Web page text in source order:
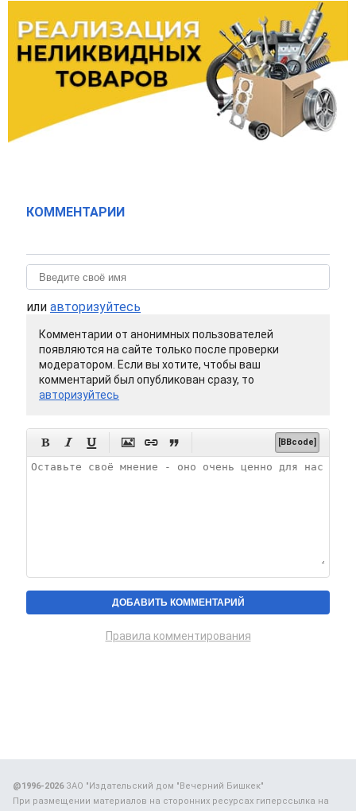
КОММЕНТАРИИ
или авторизуйтесь
Комментарии от анонимных пользователей
появляются на сайте только после проверки
модератором. Если вы хотите, чтобы ваш
комментарий был опубликован сразу, то
авторизуйтесь
      [BBcode]
Правила комментирования
@1996-2026ЗАО "Издательский дом "Вечерний Бишкек"
При размещении материалов на сторонних ресурсах гиперссылка на